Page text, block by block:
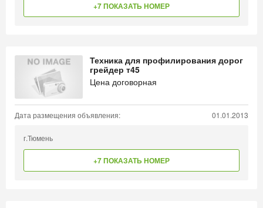
+7 ПОКАЗАТЬ НОМЕР
Техника для профилирования дорог
грейдер т45
Цена договорная
Дата размещения объявления: 01.01.2013
г.Тюмень
+7 ПОКАЗАТЬ НОМЕР